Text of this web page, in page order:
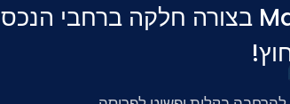
ניתן לפרוס את הניווט החדשני של Mapsted בצורה חלקה ברחבי הנכס